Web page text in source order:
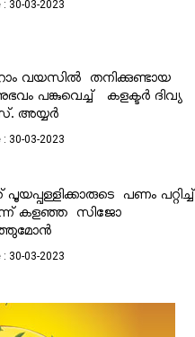
: 30-03-2023
വയസിൽ തനിക്കുണ്ടായ
പങ്കുവെച്ച് കളക്ടര്‍ ദിവ്യ
അയ്യര്‍
: 30-03-2023
പണം പറ്റിച്ച്
കളഞ്ഞ സിജോ
: 30-03-2023